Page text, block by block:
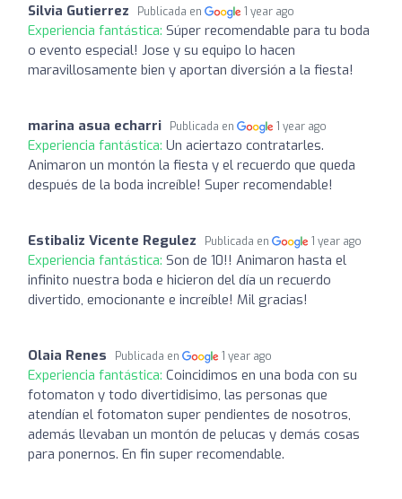
Silvia Gutierrez Publicada en 1 year ago
Experiencia fantástica: Súper recomendable para tu boda
o evento especial! Jose y su equipo lo hacen
maravillosamente bien y aportan diversión a la fiesta!
marina asua echarri Publicada en 1 year ago
Experiencia fantástica: Un aciertazo contratarles.
Animaron un montón la fiesta y el recuerdo que queda
después de la boda increíble! Super recomendable!
Estibaliz Vicente Regulez Publicada en 1 year ago
Experiencia fantástica: Son de 10!! Animaron hasta el
infinito nuestra boda e hicieron del día un recuerdo
divertido, emocionante e increíble! Mil gracias!
Olaia Renes Publicada en 1 year ago
Experiencia fantástica: Coincidimos en una boda con su
fotomaton y todo divertidisimo, las personas que
atendían el fotomaton super pendientes de nosotros,
además llevaban un montón de pelucas y demás cosas
para ponernos. En fin super recomendable.